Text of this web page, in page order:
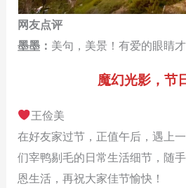
网友点评
墨墨： 美句，美景！有爱的眼睛
魔幻光影，节
王俭美
在好友家过节，正值午后，遇上
们宰鸭剔毛的日常生活细节，随
恩生活，再祝大家佳节愉快！